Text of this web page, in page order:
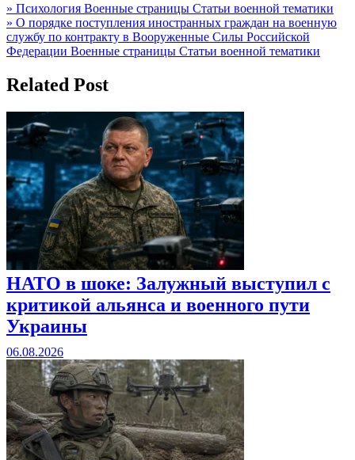
Навигация
по
записям
» Психология Военные страницы Статьи военной тематики
» О порядке поступления иностранных граждан на военную
службу по контракту в Вооруженные Силы Российской
Федерации Военные страницы Статьи военной тематики
Related Post
НАТО в шоке: Залужный выступил с
критикой альянса и военного пути
Украины
06.08.2026